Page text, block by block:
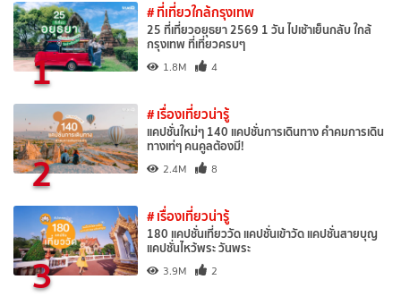
1
# ที่เที่ยวใกล้กรุงเทพ
25 ที่เที่ยวอยุธยา 2569 1 วัน ไปเช้าเย็นกลับ ใกล้
กรุงเทพ ที่เที่ยวครบๆ
1.8M 4
2
# เรื่องเที่ยวน่ารู้
แคปชั่นใหม่ๆ 140 แคปชั่นการเดินทาง คำคมการเดิน
ทางเท่ๆ คนคูลต้องมี!
2.4M 8
3
# เรื่องเที่ยวน่ารู้
180 แคปชั่นเที่ยววัด แคปชั่นเข้าวัด แคปชั่นสายบุญ
แคปชั่นไหว้พระ วันพระ
3.9M 2